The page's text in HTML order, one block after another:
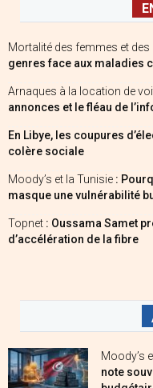
Mortalité des femmes et
genres face aux maladies
Arnaques à la location de
annonces et le fléau de
En Libye, les coupures
colère sociale
Moody’s et la Tunisie :
masque une vulnérabilité
Topnet : Oussama Samet
d’accélération de la fibre
Moody’s
note